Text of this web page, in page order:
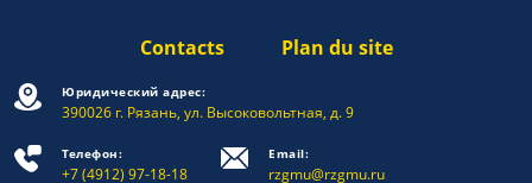
Contacts Plan du site
Юридический адрес:
390026 г. Рязань, ул. Высоковольтная, д. 9
Телефон:
+7 (4912) 97-18-18
Email:
rzgmu@rzgmu.ru